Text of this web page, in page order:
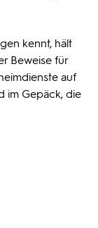
kennt, hält
Beweise für
auf
im Gepäck, die